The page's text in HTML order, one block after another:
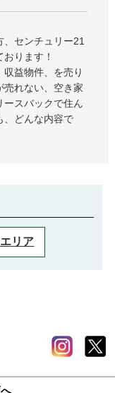
センチュリー21
ります！
益物件、を売り
売れない、空き家
ースバックで住ん
、どんな内容で
リア